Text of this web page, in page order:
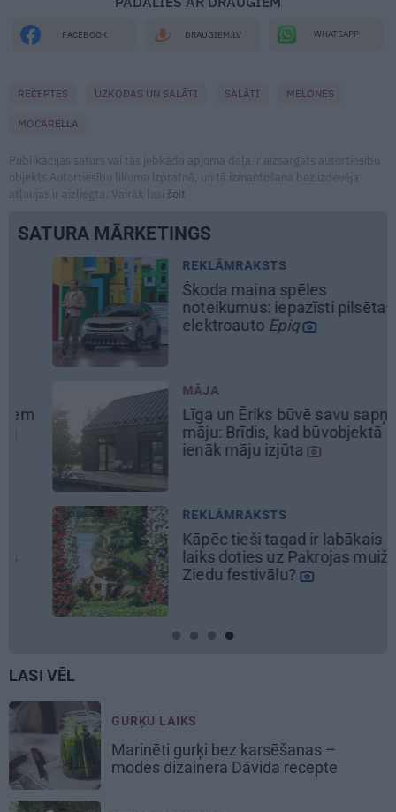
FACEBOOK DRAUGIEM.LV WHATSAPP
RECEPTES UZKODAS UN SALĀTI SALĀTI MELONES
MOCARELLA
Publikācijas saturs vai tās jebkāda apjoma daļa ir aizsargāts autortiesību
objekts Autortiesību likuma izpratnē, un tā izmantošana bez izdevēja
atļaujas ir aizliegta. Vairāk lasi šeit
SATURA MĀRKETINGS
sapņu
muižas
DEKO DISKUSIJAS
Cik maksā dizainers un
kāpēc?
Pieaugušo dzimšanas
Rīgā, idejas atmiņā
svinībām
REKLĀMRAKSTS
No kā ir atkarīgas
uzlādes izmaksas?
eksperti
LASI VĒL
GURĶU LAIKS
Marinēti gurķi bez karsēšanas –
modes dizainera Dāvida recepte